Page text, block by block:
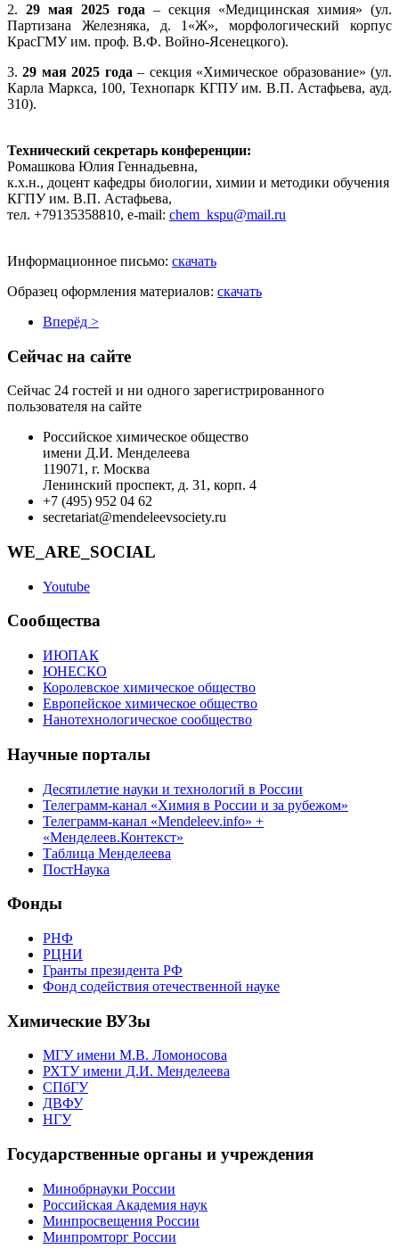
2. 29 мая 2025 года – секция «Медицинская химия» (ул.
Партизана Железняка, д. 1«Ж», морфологический корпус
КрасГМУ им. проф. В.Ф. Войно-Ясенецкого).
3.29 мая 2025 года – секция «Химическое образование» (ул.
Карла Маркса, 100, Технопарк КГПУ им. В.П. Астафьева, ауд.
310).
Технический секретарь конференции:
Ромашкова Юлия Геннадьевна,
к.х.н., доцент кафедры биологии, химии и методики обучения
КГПУ им. В.П. Астафьева,
тел. +79135358810, e-mail: chem_kspu@mail.ru
Информационное письмо: скачать
Образец оформления материалов: скачать
Вперёд >
Сейчас на сайте
Сейчас 24 гостей и ни одного зарегистрированного
пользователя на сайте
Российское химическое общество
имени Д.И. Менделеева
119071, г. Москва
Ленинский проспект, д. 31, корп. 4
+7 (495) 952 04 62
secretariat@mendeleevsociety.ru
WE_ARE_SOCIAL
Youtube
Сообщества
ИЮПАК
ЮНЕСКО
Королевское химическое общество
Европейское химическое общество
Нанотехнологическое сообщество
Научные порталы
Десятилетие науки и технологий в России
Телеграмм-канал «Химия в России и за рубежом»
Телеграмм-канал «Mendeleev.info» +
«Менделеев.Контекст»
Таблица Менделеева
ПостНаука
Фонды
РНФ
РЦНИ
Гранты президента РФ
Фонд содействия отечественной науке
Химические ВУЗы
МГУ имени М.В. Ломоносова
РХТУ имени Д.И. Менделеева
СПбГУ
ДВФУ
НГУ
Государственные органы и учреждения
Минобрнауки России
Российская Академия наук
Минпросвещения России
Минпромторг России